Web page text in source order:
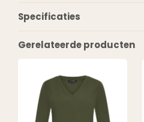
Specificaties
Gerelateerde producten